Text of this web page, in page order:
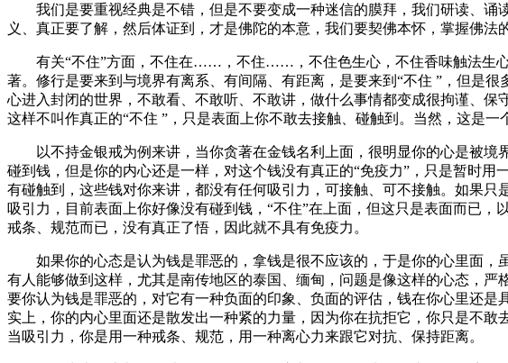
我们是要重视经典是不错，但是不要变成一种迷信的膜拜，我们研读、诵
义、真正要了解，然后体证到，才是佛陀的本意，我们要契佛本怀，掌握佛法
有关“不住”方面，不住在……，不住……，不住色生心，不住香味触法生心
著。修行是要来到与境界有离系、有间隔、有距离，是要来到“不住 ”，但是
心进入封闭的世界，不敢看、不敢听、不敢讲，做什么事情都变成很拘谨、保
这样不叫作真正的“不住 ”，只是表面上你不敢去接触、碰触到。当然，这是
以不持金银戒为例来讲，当你贪著在金钱名利上面，很明显你的心是被境
碰到钱，但是你的内心还是一样，对这个钱没有真正的“免疫力”，只是暂时
有碰触到，这些钱对你来讲，都没有任何吸引力，可接触、可不接触。如果
吸引力，目前表面上你好像没有碰到钱，“不住”在上面，但这只是表面而已
戒条、规范而已，没有真正了悟，因此就不具有免疫力。
如果你的心态是认为钱是罪恶的，拿钱是很不应该的，于是你的心里面，
有人能够做到这样，尤其是南传地区的泰国、缅甸，问题是像这样的心态，
要你认为钱是罪恶的，对它有一种负面的印象、负面的评估，钱在你心里还
实上，你的内心里面还是散发出一种紧的力量，因为你在抗拒它，你只是不
当吸引力，你是用一种戒条、规范，用一种离心力来跟它对抗、保持距离。